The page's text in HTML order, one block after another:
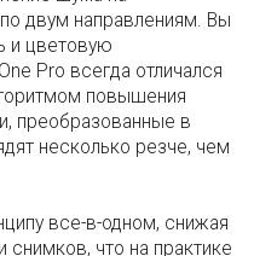
двум направлениям. Вы
и цветовую
Pro всегда отличался
повышения
преобразованные в
несколько резче, чем
все-в-одном, снижая
снимков, что на практике